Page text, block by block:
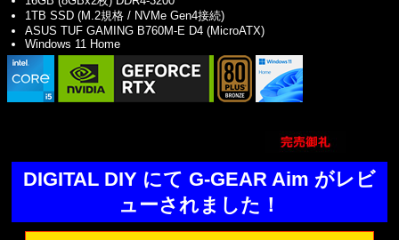
1TB SSD (M.2規格 / NVMe Gen4接続)
ASUS TUF GAMING B760M-E D4 (MicroATX)
Windows 11 Home
DIGITAL DIY にて G-GEAR Aim がレビ
ューされました！